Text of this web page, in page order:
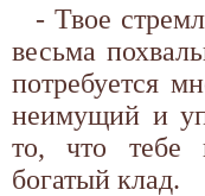
- Твое
весьма
потребуется
неимущий и
то, что тебе
богатый клад.